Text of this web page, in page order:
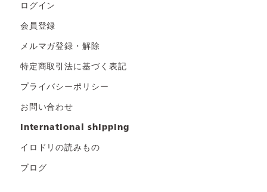
ログイン
会員登録
メルマガ登録・解除
特定商取引法に基づく表記
プライバシーポリシー
お問い合わせ
international shipping
イロドリの読みもの
ブログ